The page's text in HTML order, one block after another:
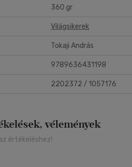
360 gr
Világsikerek
Tokaji András
9789636431198
2202372 / 1057176
vélemények
értékeléshez!